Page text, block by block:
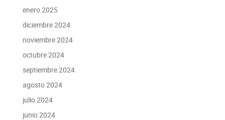
enero 2025
diciembre 2024
noviembre 2024
octubre 2024
septiembre 2024
agosto 2024
julio 2024
junio 2024